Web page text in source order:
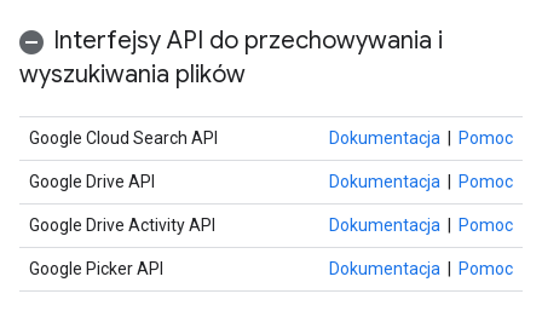
Interfejsy API do przechowywania i
wyszukiwania plików
Google Cloud Search API Dokumentacja Pomoc
Google Drive API Dokumentacja Pomoc
Google Drive Activity API Dokumentacja Pomoc
Google Picker API Dokumentacja Pomoc